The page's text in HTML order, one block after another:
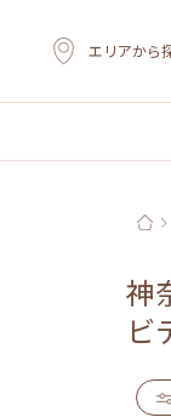
エリアから
神
ビ